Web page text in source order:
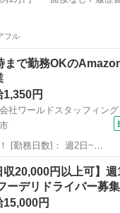
フル
まで勤務OKの
1,350円
社ワールドスタッフィング
~
22:00~07:00/
などから選べます [勤務地・最寄駅]： 東京...
送
収20,000円以上可】
ーデリドライバー募
15,000円